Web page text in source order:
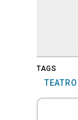
TAGS
TEATRO